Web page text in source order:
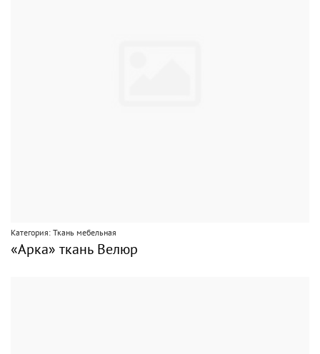
Категория: Ткань мебельная
«Арка» ткань Велюр